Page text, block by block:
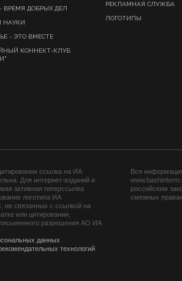
- ВРЕМЯ ДОБРЫХ ДЕЛ
НАУКИ
- ЭТО ВМЕСТЕ
КОННЕКТ-КЛУБ
РЕКЛАМНАЯ СЛУЖБА
ЛОГОТИПЫ
ссылка на ИА
Для интернет-изданий и
активная гиперссылка
логотипа ИА
связанных с ссылкой на
или цитировании,
письменного разрешения АО ИА
данных
технологий
Вся
российским
смежных